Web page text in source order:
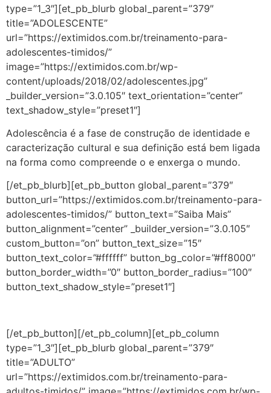
type=”1_3″][et_pb_blurb global_parent=”379″
title=”ADOLESCENTE”
url=”https://extimidos.com.br/treinamento-para-
adolescentes-timidos/”
image=”https://extimidos.com.br/wp-
content/uploads/2018/02/adolescentes.jpg”
_builder_version=”3.0.105″ text_orientation=”center”
text_shadow_style=”preset1″]
Adolescência é a fase de construção de identidade e
caracterização cultural e sua definição está bem ligada
na forma como compreende o e enxerga o mundo.
[/et_pb_blurb][et_pb_button global_parent=”379″
button_url=”https://extimidos.com.br/treinamento-para-
adolescentes-timidos/” button_text=”Saiba Mais”
button_alignment=”center” _builder_version=”3.0.105″
custom_button=”on” button_text_size=”15″
button_text_color=”#ffffff” button_bg_color=”#ff8000″
button_border_width=”0″ button_border_radius=”100″
button_text_shadow_style=”preset1″]
[/et_pb_button][/et_pb_column][et_pb_column
type=”1_3″][et_pb_blurb global_parent=”379″
title=”ADULTO”
url=”https://extimidos.com.br/treinamento-para-